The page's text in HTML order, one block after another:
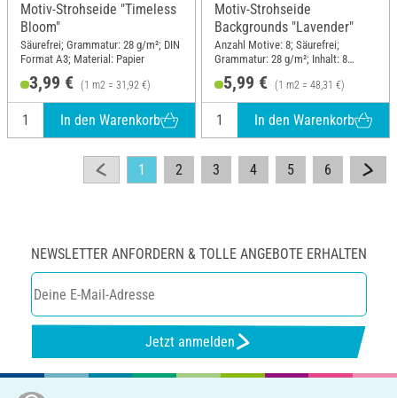
Motiv-Strohseide "Timeless
Bloom"
Säurefrei; Grammatur: 28 g/m²; DIN
Format A3; Material: Papier
3,99 € (1 m2 = 31,92 €)
In den Warenkorb
Motiv-Strohseide
Backgrounds "Lavender"
Anzahl Motive: 8; Säurefrei;
Grammatur: 28 g/m²; Inhalt: 8
Stück; DIN Format A6; Material:
Papier
5,99 € (1 m2 = 48,31 €)
In den Warenkorb
1 2 3 4 5 6
NEWSLETTER ANFORDERN & TOLLE ANGEBOTE ERHALTEN
Jetzt anmelden